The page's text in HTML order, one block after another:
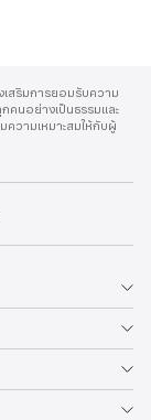
สริมการยอมรับความ
คนอย่างเป็นธรรมและ
วามเหมาะสมให้กับผู้